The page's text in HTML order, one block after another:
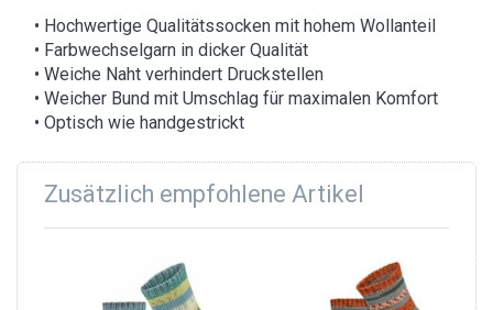
• Hochwertige Qualitätssocken mit hohem Wollanteil
• Farbwechselgarn in dicker Qualität
• Weiche Naht verhindert Druckstellen
• Weicher Bund mit Umschlag für maximalen Komfort
• Optisch wie handgestrickt
Zusätzlich empfohlene Artikel